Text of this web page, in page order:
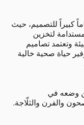
كبيراً للتصميم، حيث
لتخزين
وتعتمد تصاميم
حياة صحية خالية
وضعه في
والفرن والثلّاجة.